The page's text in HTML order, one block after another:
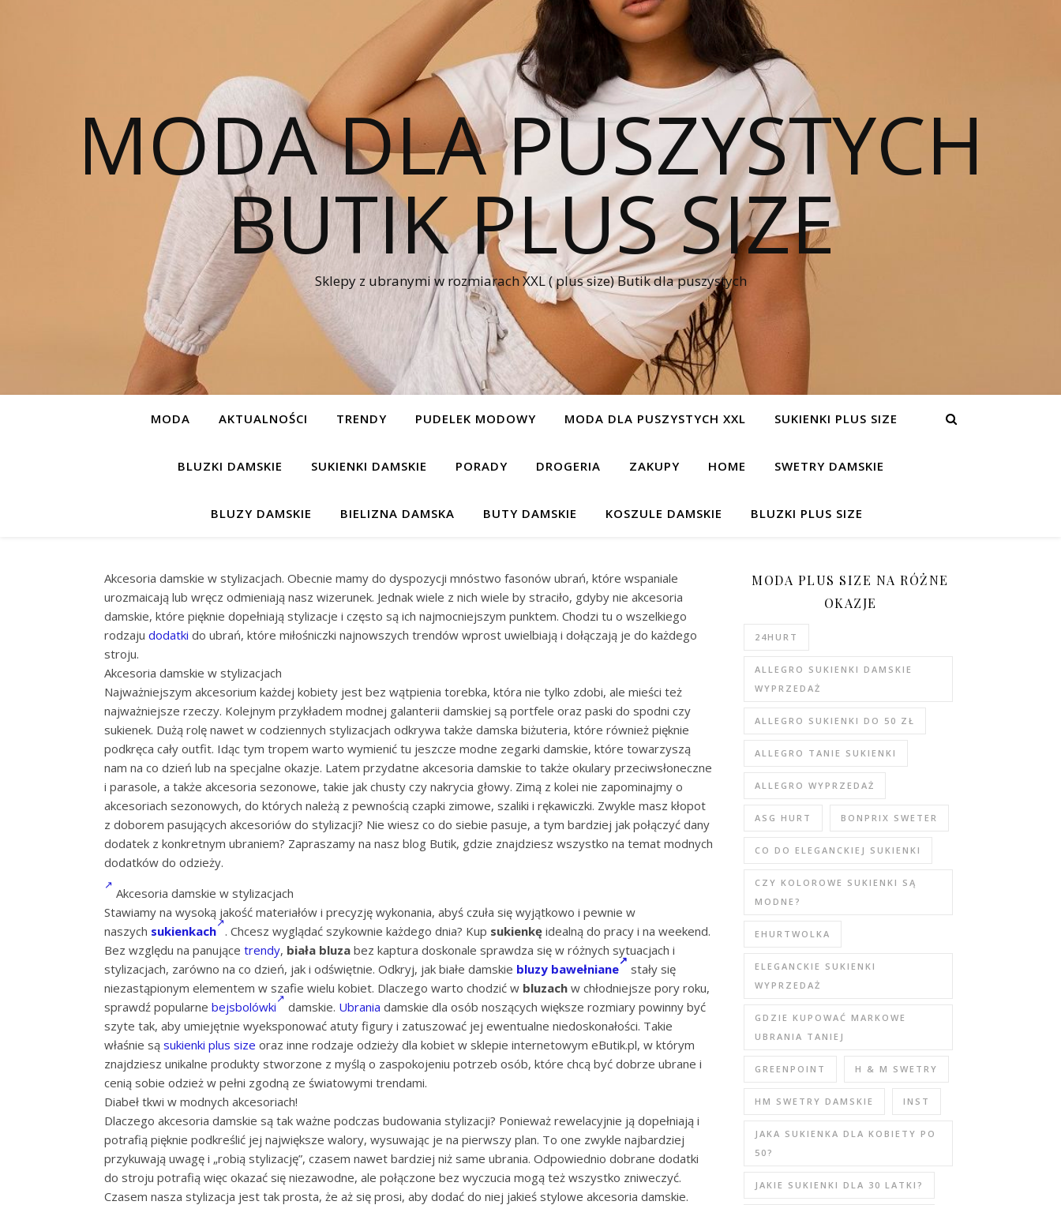
MODA DLA PUSZYSTYCH
BUTIK PLUS SIZE
Sklepy z ubranymi w rozmiarach XXL ( plus size) Butik dla puszystych
MODA AKTUALNOŚCI TRENDY PUDELEK MODOWY MODA DLA PUSZYSTYCH XXL SUKIENKI PLUS SIZE
BLUZKI DAMSKIE SUKIENKI DAMSKIE PORADY DROGERIA ZAKUPY HOME SWETRY DAMSKIE
BLUZY DAMSKIE BIELIZNA DAMSKA BUTY DAMSKIE KOSZULE DAMSKIE BLUZKI PLUS SIZE
Akcesoria damskie w stylizacjach. Obecnie mamy do dyspozycji mnóstwo fasonów ubrań, które wspaniale
urozmaicają lub wręcz odmieniają nasz wizerunek. Jednak wiele z nich wiele by straciło, gdyby nie akcesoria
damskie, które pięknie dopełniają stylizacje i często są ich najmocniejszym punktem. Chodzi tu o wszelkiego
rodzaju dodatki do ubrań, które miłośniczki najnowszych trendów wprost uwielbiają i dołączają je do każdego
stroju.
Akcesoria damskie w stylizacjach
Najważniejszym akcesorium każdej kobiety jest bez wątpienia torebka, która nie tylko zdobi, ale mieści też
najważniejsze rzeczy. Kolejnym przykładem modnej galanterii damskiej są portfele oraz paski do spodni czy
sukienek. Dużą rolę nawet w codziennych stylizacjach odkrywa także damska biżuteria, które również pięknie
podkręca cały outfit. Idąc tym tropem warto wymienić tu jeszcze modne zegarki damskie, które towarzyszą
nam na co dzień lub na specjalne okazje. Latem przydatne akcesoria damskie to także okulary przeciwsłoneczne
i parasole, a także akcesoria sezonowe, takie jak chusty czy nakrycia głowy. Zimą z kolei nie zapominajmy o
akcesoriach sezonowych, do których należą z pewnością czapki zimowe, szaliki i rękawiczki. Zwykle masz kłopot
z doborem pasujących akcesoriów do stylizacji? Nie wiesz co do siebie pasuje, a tym bardziej jak połączyć dany
dodatek z konkretnym ubraniem? Zapraszamy na nasz blog Butik, gdzie znajdziesz wszystko na temat modnych
dodatków do odzieży.
Akcesoria damskie w stylizacjach
Stawiamy na wysoką jakość materiałów i precyzję wykonania, abyś czuła się wyjątkowo i pewnie w
naszych sukienkach . Chcesz wyglądać szykownie każdego dnia? Kup sukienkę idealną do pracy i na weekend.
Bez względu na panujące trendy, biała bluza bez kaptura doskonale sprawdza się w różnych sytuacjach i
stylizacjach, zarówno na co dzień, jak i odświętnie. Odkryj, jak białe damskie bluzy bawełniane
stały się
niezastąpionym elementem w szafie wielu kobiet. Dlaczego warto chodzić w bluzach w chłodniejsze pory roku,
sprawdź popularne bejsbolówki damskie. Ubrania damskie dla osób noszących większe rozmiary powinny być
szyte tak, aby umiejętnie wyeksponować atuty figury i zatuszować jej ewentualne niedoskonałości. Takie
właśnie są sukienki plus size oraz inne rodzaje odzieży dla kobiet w sklepie internetowym eButik.pl, w którym
znajdziesz unikalne produkty stworzone z myślą o zaspokojeniu potrzeb osób, które chcą być dobrze ubrane i
cenią sobie odzież w pełni zgodną ze światowymi trendami.
Diabeł tkwi w modnych akcesoriach!
Dlaczego akcesoria damskie są tak ważne podczas budowania stylizacji? Ponieważ rewelacyjnie ją dopełniają i
potrafią pięknie podkreślić jej największe walory, wysuwając je na pierwszy plan. To one zwykle najbardziej
przykuwają uwagę i „robią stylizację”, czasem nawet bardziej niż same ubrania. Odpowiednio dobrane dodatki
do stroju potrafią więc okazać się niezawodne, ale połączone bez wyczucia mogą też wszystko zniweczyć.
Czasem nasza stylizacja jest tak prosta, że aż się prosi, aby dodać do niej jakieś stylowe akcesoria damskie.
MODA PLUS SIZE NA RÓŻNE
OKAZJE
24HURT
ALLEGRO SUKIENKI DAMSKIE
WYPRZEDAŻ
ALLEGRO SUKIENKI DO 50 ZŁ
ALLEGRO TANIE SUKIENKI
ALLEGRO WYPRZEDAŻ
ASG HURT BONPRIX SWETER
CO DO ELEGANCKIEJ SUKIENKI
CZY KOLOROWE SUKIENKI SĄ
MODNE?
EHURTWOLKA
ELEGANCKIE SUKIENKI
WYPRZEDAŻ
GDZIE KUPOWAĆ MARKOWE
UBRANIA TANIEJ
GREENPOINT H & M SWETRY
HM SWETRY DAMSKIE INST
JAKA SUKIENKA DLA KOBIETY PO
50?
JAKIE SUKIENKI DLA 30 LATKI?